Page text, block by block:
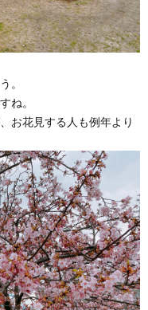
。
ね。
お花見する人も例年より